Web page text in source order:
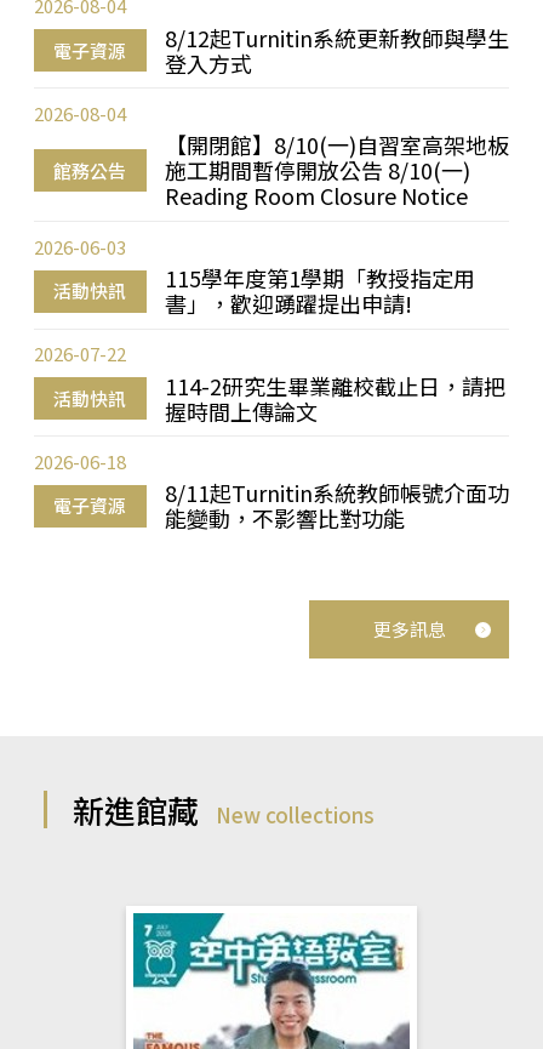
電子資源
8/12起Turnitin系統更新教師與學生
登入方式
2026-08-04
館務公告
【開閉館】8/10(一)自習室高架地板
施工期間暫停開放公告 8/10(一)
Reading Room Closure Notice
2026-08-04
活動快訊
115學年度第1學期「教授指定用
書」，歡迎踴躍提出申請!
2026-06-03
活動快訊
114-2研究生畢業離校截止日，請把
握時間上傳論文
2026-07-22
電子資源
8/11起Turnitin系統教師帳號介面功
能變動，不影響比對功能
2026-06-18
更多訊息
新進館藏 New collections